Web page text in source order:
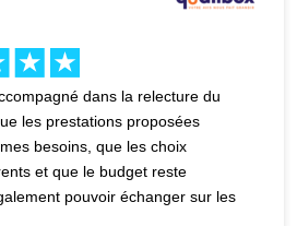
dans la relecture du
les prestations proposées
besoins, que les choix
et que le budget reste
pouvoir échanger sur les